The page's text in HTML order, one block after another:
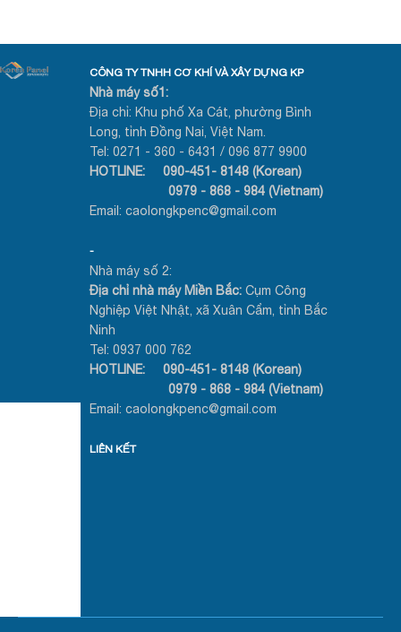
CÔNG TY TNHH CƠ KHÍ VÀ XÂY DỰNG KP
Nhà máy số1:
Địa chỉ: Khu phố Xa Cát, phường Bình
Long, tỉnh Đồng Nai, Việt Nam.
Tel: 0271 - 360 - 6431 / 096 877 9900
HOTLINE: 090-451- 8148 (Korean)
0979 - 868 - 984 (Vietnam)
Email: caolongkpenc@gmail.com
-
Nhà máy số 2:
Địa chỉ nhà máy Miền Bắc: Cụm Công
Nghiệp Việt Nhật, xã Xuân Cẩm, tỉnh Bắc
Ninh
Tel: 0937 000 762
HOTLINE: 090-451- 8148 (Korean)
0979 - 868 - 984 (Vietnam)
Email: caolongkpenc@gmail.com
LIÊN KẾT